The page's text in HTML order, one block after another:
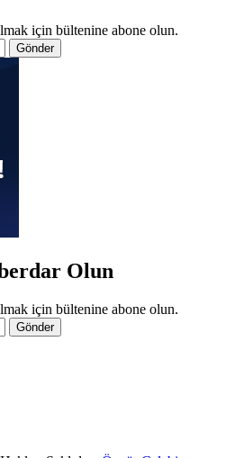
için bültenine abone olun.
Olun
için bültenine abone olun.